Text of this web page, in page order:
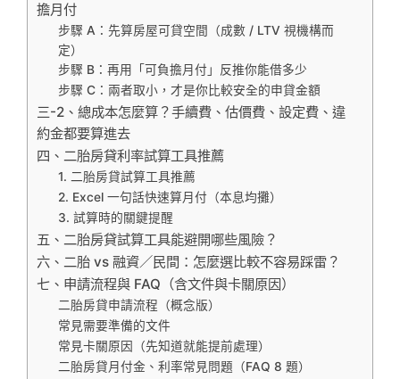
擔月付
步驟 A：先算房屋可貸空間（成數 / LTV 視機構而
定）
步驟 B：再用「可負擔月付」反推你能借多少
步驟 C：兩者取小，才是你比較安全的申貸金額
三-2、總成本怎麼算？手續費、估價費、設定費、違
約金都要算進去
四、二胎房貸利率試算工具推薦
1. 二胎房貸試算工具推薦
2. Excel 一句話快速算月付（本息均攤）
3. 試算時的關鍵提醒
五、二胎房貸試算工具能避開哪些風險？
六、二胎 vs 融資／民間：怎麼選比較不容易踩雷？
七、申請流程與 FAQ（含文件與卡關原因）
二胎房貸申請流程（概念版）
常見需要準備的文件
常見卡關原因（先知道就能提前處理）
二胎房貸月付金、利率常見問題（FAQ 8 題）